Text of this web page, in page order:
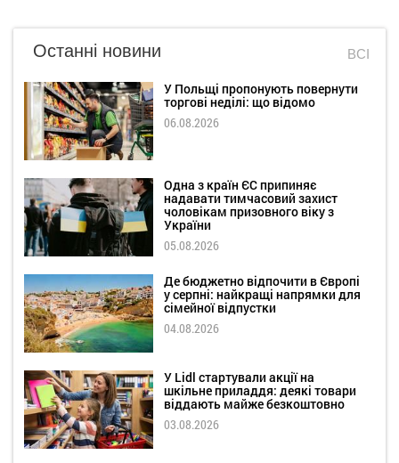
Останні новини ВСІ
У Польщі пропонують повернути
торгові неділі: що відомо
06.08.2026
Одна з країн ЄС припиняє
надавати тимчасовий захист
чоловікам призовного віку з
України
05.08.2026
Де бюджетно відпочити в Європі
у серпні: найкращі напрямки для
сімейної відпустки
04.08.2026
У Lidl стартували акції на
шкільне приладдя: деякі товари
віддають майже безкоштовно
03.08.2026